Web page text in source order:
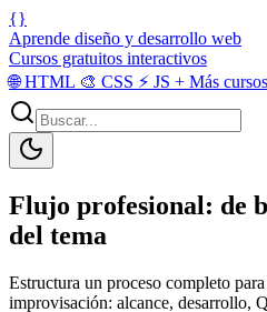
{}
Aprende diseño y desarrollo web
Cursos gratuitos interactivos
🌐HTML 🎨 CSS ⚡ JS + Más cursos
Flujo profesional: de
del tema
Estructura un proceso completo
improvisación: alcance, desarrollo,